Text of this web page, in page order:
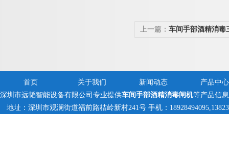
上一篇： 车间手部酒精消毒
首页 关于我们 新闻动态
产品中心
深圳市远韬智能设备有限公司专业提供车间手部酒精消毒闸机等产品信
地址：深圳市观澜街道福前路桔岭新村241号 手机：